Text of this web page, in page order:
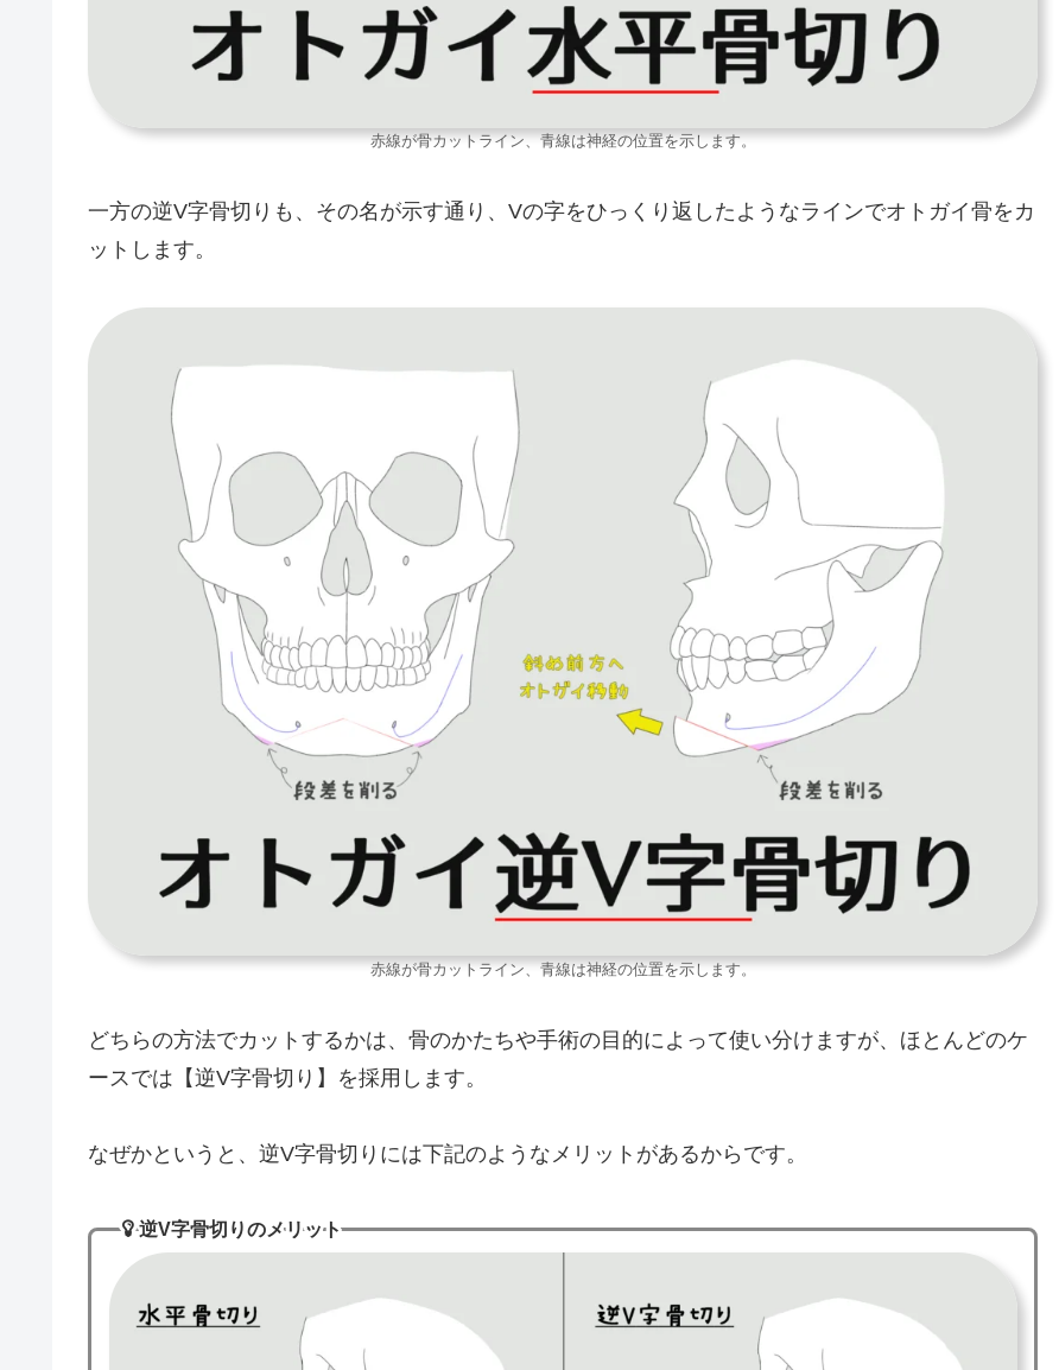
赤線が骨カットライン、青線は神経の位置を示します。
一方の逆V字骨切りも、その名が示す通り、Vの字をひっくり返したようなラインでオトガイ骨をカ
ットします。
赤線が骨カットライン、青線は神経の位置を示します。
どちらの方法でカットするかは、骨のかたちや手術の目的によって使い分けますが、ほとんどのケ
ースでは【逆V字骨切り】を採用します。
なぜかというと、逆V字骨切りには下記のようなメリットがあるからです。
逆V字骨切りのメリット